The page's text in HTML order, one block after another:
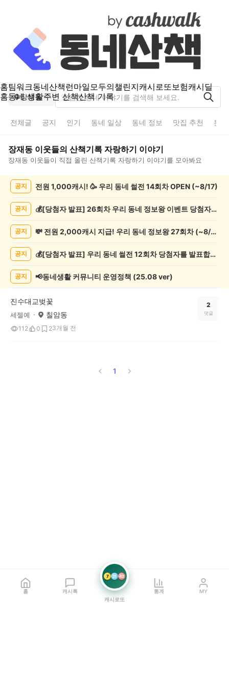
홈팀워크동네산책런마일모두의챌린지캐시로또보험캐시딜
홈동네 생활주변 산책산책 기록
장재동
전체글 공지 인기 동네 일상 동네 정보 맛집 추천 분
장재동 이웃들의 산책기록 자랑하기 이야기
장재동 이웃들이 직접 올린 산책기록 자랑하기 이야기를 모아봐요
게
공지 전원 1,000캐시! 🥳 우리 동네 썰전 14회차 OPEN (~8/17)
공지 💰[당첨자 발표] 26회차 우리 동네 정보왕 이벤트 당첨자를 발표합니다!
공지 💸 전원 2,000캐시 지급! 우리 동네 정보왕 27회차 (~8/10)
공지 💰[당첨자 발표] 우리 동네 썰전 12회차 당첨자를 발표합니다!
공지 📢동네생활 커뮤니티 운영정책 (25.08 ver)
진수대교벚꽃
세젤예 칠암동
112 0 23개월 전
2
댓글
1
홈 캐시톡
7 21 42
캐시로또
통계 MY